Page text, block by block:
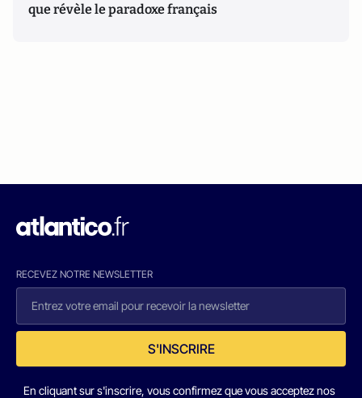
que révèle le paradoxe français
RECEVEZ NOTRE NEWSLETTER
S'INSCRIRE
En cliquant sur s'inscrire, vous confirmez que vous acceptez nos